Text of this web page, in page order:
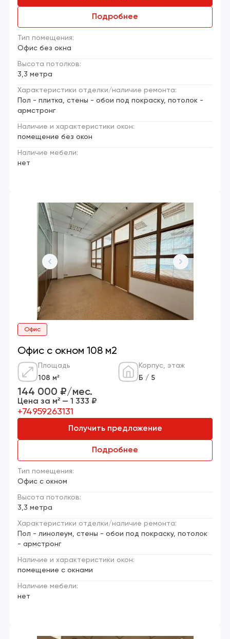
Тип помещения:
Офис без окна
Высота потолков:
3,3 метра
Характеристики отделки/наличие ремонта:
Пол - плитка, стены - обои под покраску, потолок -
армстронг
Наличие и характеристики окон:
помещение без окон
Наличие мебели:
нет
Подробнее
Офис
Офис с окном 108 м2
Площадь
108 м²
Корпус, этаж
Б / 5
Тип помещения:
Офис с окном
Высота потолков:
3,3 метра
Характеристики отделки/наличие ремонта:
Пол - линолеум, стены - обои под покраску, потолок
- армстронг
Наличие и характеристики окон:
помещение с окнами
Наличие мебели:
нет
144 000 ₽/мес.
Цена за м² — 1 333 ₽
+74959263131
Получить предложение
Подробнее